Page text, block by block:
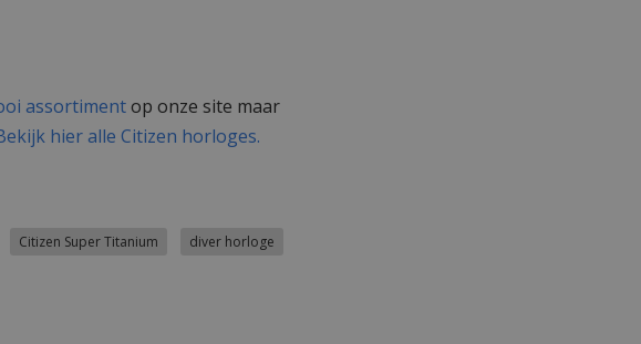
assortimentop onze site maar
hier alle Citizen horloges.
Citizen Super Titanium
diver horloge